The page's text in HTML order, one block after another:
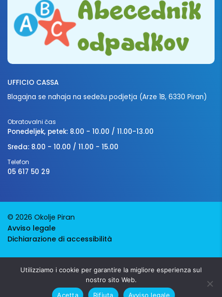
UFFICIO CASSA
Blagajna se nahaja na sedežu podjetja (Arze 1B, 6330 Piran)
Obratovalni čas
Ponedeljek, petek: 8.00 - 10.00 / 11.00-13.00
Sreda: 8.00 - 10.00 / 11.00 - 15.00
Telefon
05 617 50 29
© 2026 Okolje Piran
Avviso legale
Dichiarazione di accessibilità
Utilizziamo i cookie per garantire la migliore esperienza sul
nostro sito Web.
Acetta
Rifiuta Avviso legale